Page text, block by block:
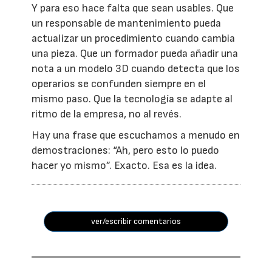
Y para eso hace falta que sean usables. Que
un responsable de mantenimiento pueda
actualizar un procedimiento cuando cambia
una pieza. Que un formador pueda añadir una
nota a un modelo 3D cuando detecta que los
operarios se confunden siempre en el
mismo paso. Que la tecnología se adapte al
ritmo de la empresa, no al revés.
Hay una frase que escuchamos a menudo en
demostraciones: “Ah, pero esto lo puedo
hacer yo mismo”. Exacto. Esa es la idea.
ver/escribir comentarios